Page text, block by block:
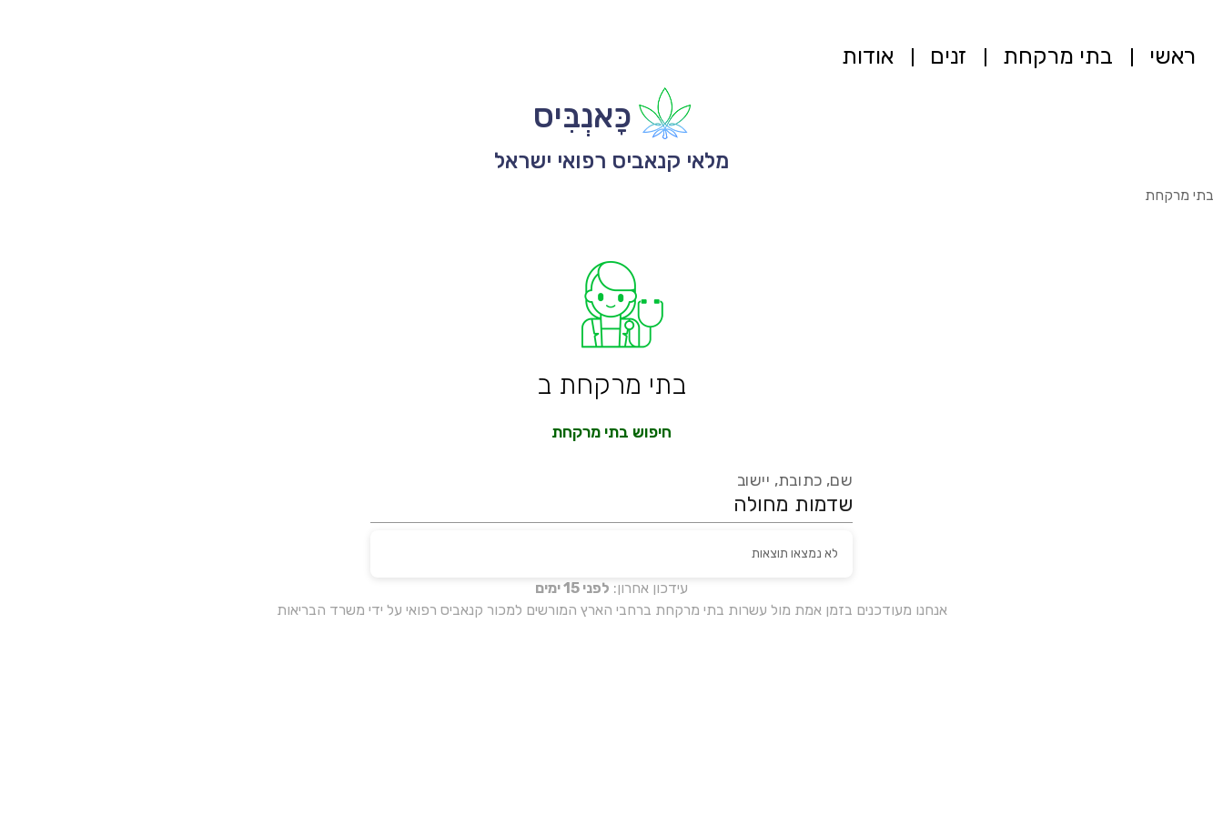
ראשי בתי מרקחת זנים אודות
כָּאנְבִּיס
מלאי קנאביס רפואי ישראל
בתי מרקחת
בתי מרקחת ב
חיפוש בתי מרקחת
שם, כתובת, יישוב
עידכון אחרון: לפני 15 ימים
אנחנו מעודכנים בזמן אמת מול עשרות בתי מרקחת ברחבי הארץ המורשים למכור קנאביס רפואי על ידי משרד הבריאות
לא נמצאו תוצאות